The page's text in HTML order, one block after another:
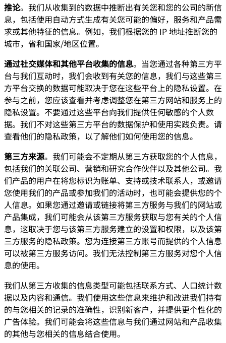
推论。我们从收集到的数据中推断出有关您和您的公司的新信
息，包括使用自动方式生成有关您可能的偏好，服务和产品需
求或其他特征的信息。例如，我们根据您的 IP 地址推断您的
城市，省和国家/地区位置。
通过社交媒体和其他平台收集的信息。当您通过各种第三方平
台与我们互动时，我们会收到有关您的信息，我们与这些第三
方平台交换的数据可能取决于您在这些平台上的隐私设置。在
参与之前，您应该查看并考虑调整您在第三方网站和服务上的
隐私设置。不要通过这些平台向我们提供任何敏感的个人数
据。我们不对这些第三方平台的数据保护和使用实践负责。请
查看他们的隐私政策，以了解他们如何使用您的信息。
第三方来源。我们可能会不定期从第三方获取您的个人信息，
包括我们的关联公司、营销和研究合作伙伴以及其他公司。我
们产品的用户在将您标识为账单、支持或技术联系人，或邀请
您使用我们的产品或参加我们的活动时，也可能会提供您的个
人信息。如果您通过邀请或链接将第三方服务与我们的网站或
产品集成，我们可能会从该第三方服务获取与您有关的个人信
息，这取决于您与该第三方服务建立的设置和权限，以及该第
三方服务的隐私政策。您为连接第三方账号而提供的个人信息
可以被第三方服务访问。我们无法控制第三方服务对您个人信
息的使用。
我们从第三方收集的信息类型可能包括联系方式、人口统计数
据以及内容和通信。我们使用这些信息来维护和改进我们持有
的与您相关的记录的准确性，识别新客户，并提供更个性化的
广告体验。我们可能会将这些信息与我们通过网站和产品收集
的其他与您相关的信息结合使用。